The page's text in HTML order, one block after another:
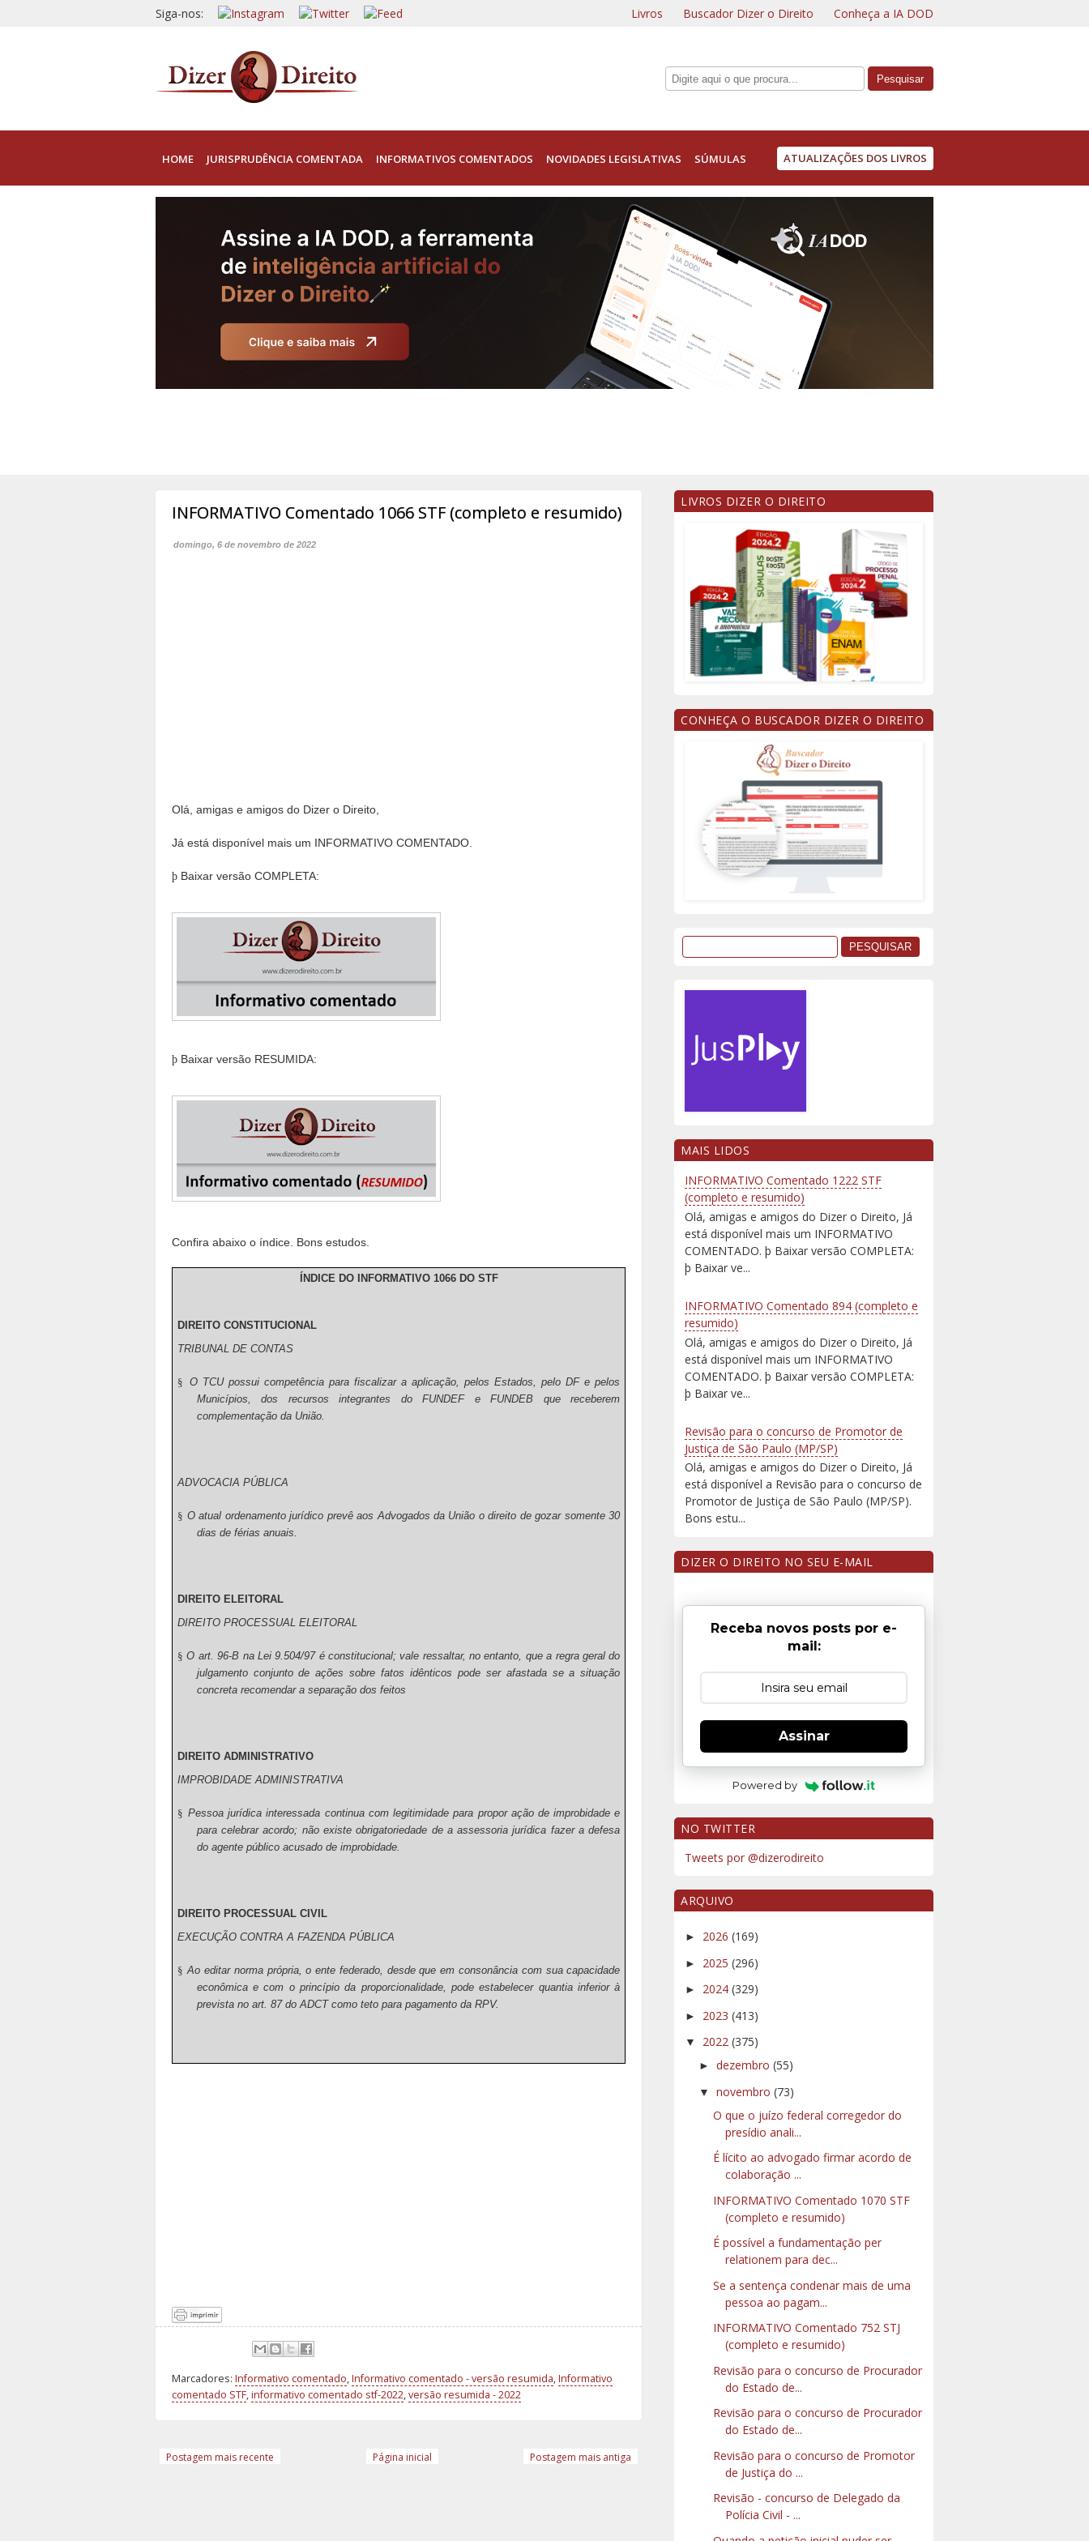
Siga-nos: Livros Buscador Dizer o Direito Conheça a IA DOD
HOME JURISPRUDÊNCIA COMENTADA INFORMATIVOS COMENTADOS NOVIDADES LEGISLATIVAS SÚMULAS ATUALIZAÇÕES DOS LIVROS
INFORMATIVO Comentado 1066 STF (completo e resumido)
domingo, 6 de novembro de 2022
Olá, amigas e amigos do Dizer o Direito,
Já está disponível mais um INFORMATIVO COMENTADO.
þ Baixar versão COMPLETA:
þ Baixar versão RESUMIDA:
Confira abaixo o índice. Bons estudos.
ÍNDICE DO INFORMATIVO 1066 DO STF
DIREITO CONSTITUCIONAL
TRIBUNAL DE CONTAS
§ O TCU possui competência para fiscalizar a aplicação, pelos Estados, pelo DF e pelos
Municípios, dos recursos integrantes do FUNDEF e FUNDEB que receberem
complementação da União.
ADVOCACIA PÚBLICA
§ O atual ordenamento jurídico prevê aos Advogados da União o direito de gozar somente 30
dias de férias anuais.
DIREITO ELEITORAL
DIREITO PROCESSUAL ELEITORAL
§ O art. 96-B na Lei 9.504/97 é constitucional; vale ressaltar, no entanto, que a regra geral do
julgamento conjunto de ações sobre fatos idênticos pode ser afastada se a situação
concreta recomendar a separação dos feitos
DIREITO ADMINISTRATIVO
IMPROBIDADE ADMINISTRATIVA
§ Pessoa jurídica interessada continua com legitimidade para propor ação de improbidade e
para celebrar acordo; não existe obrigatoriedade de a assessoria jurídica fazer a defesa
do agente público acusado de improbidade.
DIREITO PROCESSUAL CIVIL
EXECUÇÃO CONTRA A FAZENDA PÚBLICA
§ Ao editar norma própria, o ente federado, desde que em consonância com sua capacidade
econômica e com o princípio da proporcionalidade, pode estabelecer quantia inferior à
prevista no art. 87 do ADCT como teto para pagamento da RPV.
Marcadores: Informativo comentado,Informativo comentado - versão resumida,Informativo
comentado STF,informativo comentado stf-2022,versão resumida - 2022
Postagem mais recente Postagem mais antiga
Página inicial
LIVROS DIZER O DIREITO
CONHEÇA O BUSCADOR DIZER O DIREITO
MAIS LIDOS
INFORMATIVO Comentado 1222 STF
(completo e resumido)
Olá, amigas e amigos do Dizer o Direito, Já
está disponível mais um INFORMATIVO
COMENTADO. þ Baixar versão COMPLETA:
þ Baixar ve...
INFORMATIVO Comentado 894 (completo e
resumido)
Olá, amigas e amigos do Dizer o Direito, Já
está disponível mais um INFORMATIVO
COMENTADO. þ Baixar versão COMPLETA:
þ Baixar ve...
Revisão para o concurso de Promotor de
Justiça de São Paulo (MP/SP)
Olá, amigas e amigos do Dizer o Direito, Já
está disponível a Revisão para o concurso de
Promotor de Justiça de São Paulo (MP/SP).
Bons estu...
DIZER O DIREITO NO SEU E-MAIL
Receba novos posts por e-
mail:
Assinar
Powered by
NO TWITTER
Tweets por @dizerodireito
ARQUIVO
► 2026 (169)
► 2025 (296)
► 2024 (329)
► 2023 (413)
▼ 2022 (375)
► dezembro (55)
▼ novembro (73)
O que o juízo federal corregedor do
presídio anali...
É lícito ao advogado firmar acordo de
colaboração ...
INFORMATIVO Comentado 1070 STF
(completo e resumido)
É possível a fundamentação per
relationem para dec...
Se a sentença condenar mais de uma
pessoa ao pagam...
INFORMATIVO Comentado 752 STJ
(completo e resumido)
Revisão para o concurso de Procurador
do Estado de...
Revisão para o concurso de Procurador
do Estado de...
Revisão para o concurso de Promotor
de Justiça do ...
Revisão - concurso de Delegado da
Polícia Civil - ...